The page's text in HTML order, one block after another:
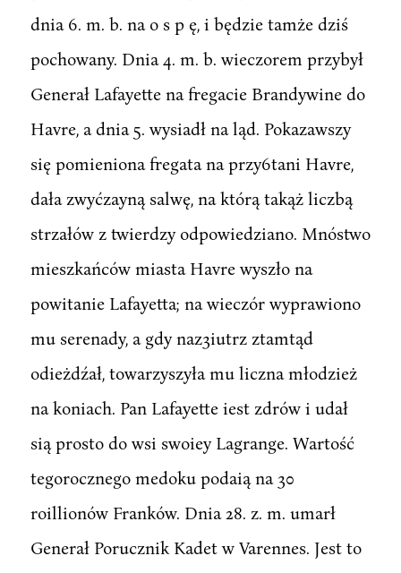
dnia 6. m. b. na o s p ę, i będzie tamże dziś
pochowany. Dnia 4. m. b. wieczorem przybył
Generał Lafayette na fregacie Brandywine do
Havre, a dnia 5. wysiadł na ląd. Pokazawszy
się pomieniona fregata na przy6tani Havre,
dała zwyćzayną salwę, na którą takąż liczbą
strzałów z twierdzy odpowiedziano. Mnóstwo
mieszkańców miasta Havre wyszło na
powitanie Lafayetta; na wieczór wyprawiono
mu serenady, a gdy naz3iutrz ztamtąd
odieżdźał, towarzyszyła mu liczna młodzież
na koniach. Pan Lafayette iest zdrów i udał
sią prosto do wsi swoiey Lagrange. Wartość
tegorocznego medoku podaią na 30
roillionów Franków. Dnia 28. z. m. umarł
Generał Porucznik Kadet w Varennes. Jest to